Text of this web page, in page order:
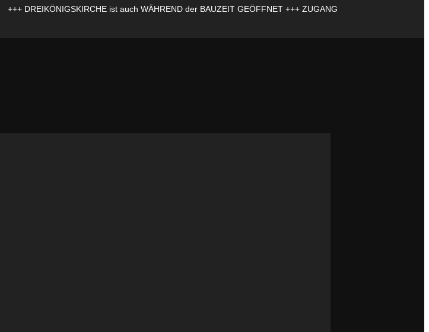
+++ DREIKÖNIGSKIRCHE ist auch WÄHREND der BAUZEIT GEÖFFNET +++ ZUGANG